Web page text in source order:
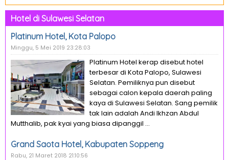
Hotel di Sulawesi Selatan
Platinum Hotel, Kota Palopo
Minggu, 5 Mei 2019 23:28:03
Platinum Hotel kerap disebut hotel
terbesar di Kota Palopo, Sulawesi
Selatan. Pemiliknya pun disebut
sebagai calon kepala daerah paling
kaya di Sulawesi Selatan. Sang pemilik
tak lain adalah Andi Ikhzan Abdul
Mutthalib, pak kyai yang biasa dipanggil ...
Grand Saota Hotel, Kabupaten Soppeng
Rabu, 21 Maret 2018 21:10:56